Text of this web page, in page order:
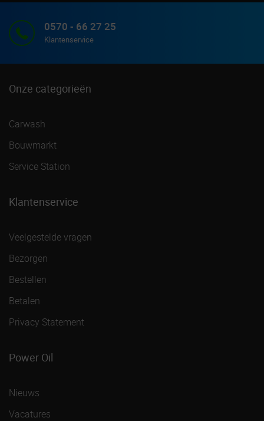
0570 - 66 27 25
Klantenservice
Onze categorieën
Carwash
Bouwmarkt
Service Station
Klantenservice
Veelgestelde vragen
Bezorgen
Bestellen
Betalen
Privacy Statement
Power Oil
Nieuws
Vacatures